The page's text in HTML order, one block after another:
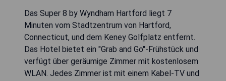
Das Super 8 by Wyndham Hartford liegt 7
Minuten vom Stadtzentrum von Hartford,
Connecticut, und dem Keney Golfplatz entfernt.
Das Hotel bietet ein "Grab and Go"-Frühstück und
verfügt über geräumige Zimmer mit kostenlosem
WLAN. Jedes Zimmer ist mit einem Kabel-TV und